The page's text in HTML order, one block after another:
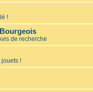
!
de recherche
jouets !